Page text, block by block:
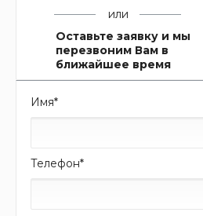
или
Оставьте заявку и мы
перезвоним Вам в
ближайшее время
Имя*
Телефон*